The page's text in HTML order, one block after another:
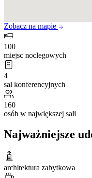
Zobacz na mapie
100
miejsc noclegowych
4
sal konferencyjnych
160
osób w największej sali
Najważniejsze
architektura zabytkowa